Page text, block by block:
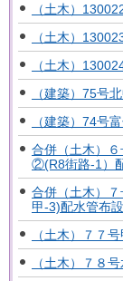
（土木）
（土木）
（土木）
（建築）75号
（建築）74号
合併（土木）
②(R8街路-1）
合併（土木）
甲-3)配水管布
（土木）７７
（土木）７８